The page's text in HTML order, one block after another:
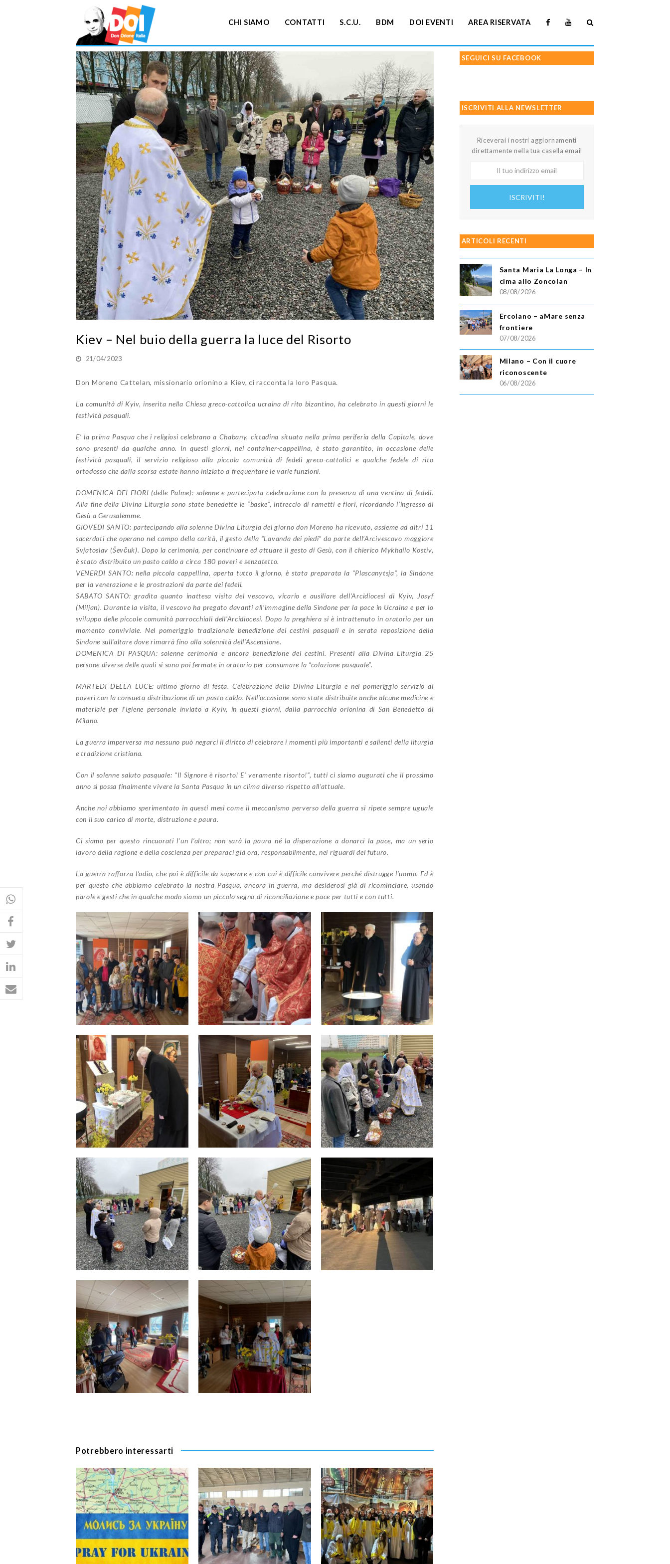
CHI SIAMO CONTATTI S.C.U. BDM DOI EVENTI AREA RISERVATA
Kiev – Nel buio della guerra la luce del Risorto
21/04/2023
Don Moreno Cattelan, missionario orionino a Kiev, ci racconta la loro Pasqua.
La comunità di Kyiv, inserita nella Chiesa greco-cattolica ucraina di rito bizantino, ha celebrato in questi giorni le
festività pasquali.
E’ la prima Pasqua che i religiosi celebrano a Chabany, cittadina situata nella prima periferia della Capitale, dove
sono presenti da qualche anno. In questi giorni, nel container-cappellina, è stato garantito, in occasione delle
festività pasquali, il servizio religioso alla piccola comunità di fedeli greco-cattolici e qualche fedele di rito
ortodosso che dalla scorsa estate hanno iniziato a frequentare le varie funzioni.
DOMENICA DEI FIORI (delle Palme): solenne e partecipata celebrazione con la presenza di una ventina di fedeli.
Alla fine della Divina Liturgia sono state benedette le “baske”, intreccio di rametti e fiori, ricordando l’ingresso di
Gesù a Gerusalemme.
GIOVEDI SANTO: partecipando alla solenne Divina Liturgia del giorno don Moreno ha ricevuto, assieme ad altri 11
sacerdoti che operano nel campo della carità, il gesto della “Lavanda dei piedi” da parte dell’Arcivescovo maggiore
Svjatoslav (Ševčuk). Dopo la cerimonia, per continuare ed attuare il gesto di Gesù, con il chierico Mykhailo Kostiv,
è stato distribuito un pasto caldo a circa 180 poveri e senzatetto.
VENERDI SANTO: nella piccola cappellina, aperta tutto il giorno, è stata preparata la “Plascanytsja”, la Sindone
per la venerazione e le prostrazioni da parte dei fedeli.
SABATO SANTO: gradita quanto inattesa visita del vescovo, vicario e ausiliare dell’Arcidiocesi di Kyiv, Josyf
(Miljan). Durante la visita, il vescovo ha pregato davanti all’immagine della Sindone per la pace in Ucraina e per lo
sviluppo delle piccole comunità parrocchiali dell’Arcidiocesi. Dopo la preghiera si è intrattenuto in oratorio per un
momento conviviale. Nel pomeriggio tradizionale benedizione dei cestini pasquali e in serata reposizione della
Sindone sull’altare dove rimarrà fino alla solennità dell’Ascensione.
DOMENICA DI PASQUA: solenne cerimonia e ancora benedizione dei cestini. Presenti alla Divina Liturgia 25
persone diverse delle quali si sono poi fermate in oratorio per consumare la “colazione pasquale”.
MARTEDI DELLA LUCE: ultimo giorno di festa. Celebrazione della Divina Liturgia e nel pomeriggio servizio ai
poveri con la consueta distribuzione di un pasto caldo. Nell’occasione sono state distribuite anche alcune medicine e
materiale per l’igiene personale inviato a Kyiv, in questi giorni, dalla parrocchia orionina di San Benedetto di
Milano.
La guerra imperversa ma nessuno può negarci il diritto di celebrare i momenti più importanti e salienti della liturgia
e tradizione cristiana.
Con il solenne saluto pasquale: “Il Signore è risorto! E’ veramente risorto!”, tutti ci siamo augurati che il prossimo
anno si possa finalmente vivere la Santa Pasqua in un clima diverso rispetto all’attuale.
Anche noi abbiamo sperimentato in questi mesi come il meccanismo perverso della guerra si ripete sempre uguale
con il suo carico di morte, distruzione e paura.
Ci siamo per questo rincuorati l’un l’altro; non sarà la paura né la disperazione a donarci la pace, ma un serio
lavoro della ragione e della coscienza per preparaci già ora, responsabilmente, nei riguardi del futuro.
La guerra rafforza l’odio, che poi è difficile da superare e con cui è difficile convivere perché distrugge l’uomo. Ed è
per questo che abbiamo celebrato la nostra Pasqua, ancora in guerra, ma desiderosi già di ricominciare, usando
parole e gesti che in qualche modo siamo un piccolo segno di riconciliazione e pace per tutti e con tutti.
Potrebbero interessarti
SEGUICI SU FACEBOOK
ISCRIVITI ALLA NEWSLETTER
Riceverai i nostri aggiornamenti
direttamente nella tua casella email
ISCRIVITI!
ARTICOLI RECENTI
Santa Maria La Longa – In
cima allo Zoncolan
08/08/2026
Ercolano – aMare senza
frontiere
07/08/2026
Milano – Con il cuore
riconoscente
06/08/2026